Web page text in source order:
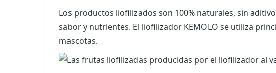
Los productos liofilizados son 100% naturales, sin
sabor y nutrientes. El liofilizador KEMOLO se utiliza
mascotas.